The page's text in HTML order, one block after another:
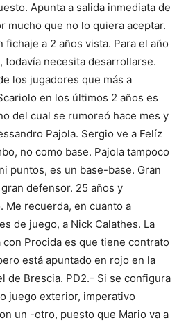
Apunta a salida inmediata de
mucho que no lo quiera aceptar.
fichaje a 2 años vista. Para el año
todavía necesita desarrollarse.
los jugadores que más a
en los últimos 2 años es
del cual se rumoreó hace mes y
Pajola. Sergio ve a Felíz
no como base. Pajola tampoco
puntos, es un base-base. Gran
defensor. 25 años y
Me recuerda, en cuanto a
de juego, a Nick Calathes. La
Procida es que tiene contrato
está apuntado en rojo en la
de Brescia. PD2.- Si se configura
juego exterior, imperativo
un -otro, puesto que Mario va a